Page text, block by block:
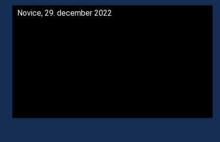
Novice, 29. december 2022